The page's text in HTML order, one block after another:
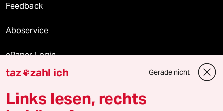
Feedback
Aboservice
ePaper Login
Downloads für Abonnierende
taz zahl ich Gerade nicht
Links lesen, rechts